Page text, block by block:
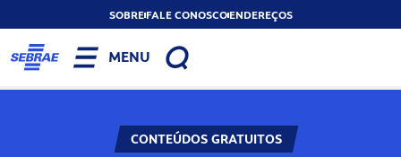
SOBREFALE CONOSCOENDEREÇOS
MENU
CONTEÚDOS GRATUITOS